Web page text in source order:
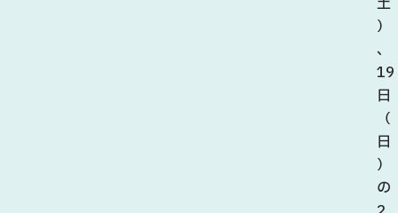
）
、
19
日
（
日
）
の